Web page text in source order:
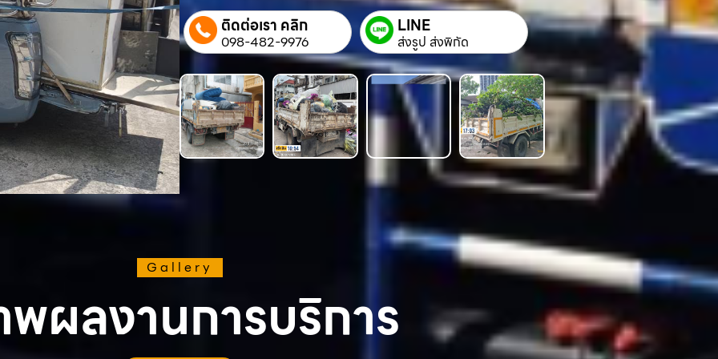
ติดต่อเรา คลิก
098-482-9976
LINE
ส่งรูป ส่งพิกัด
Gallery
ผลงานการบริการ